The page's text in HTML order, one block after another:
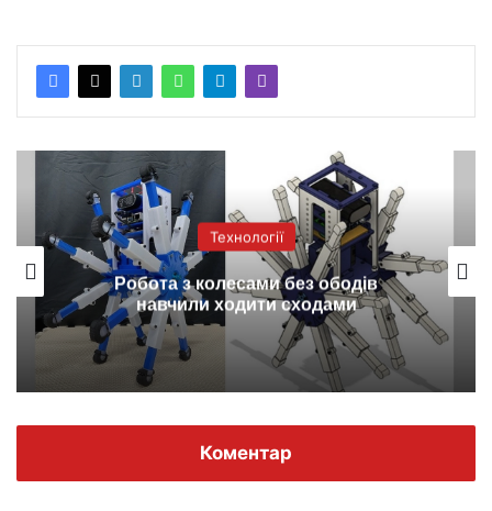
Технології
Робота з колесами без ободів
навчили ходити сходами
Коментар